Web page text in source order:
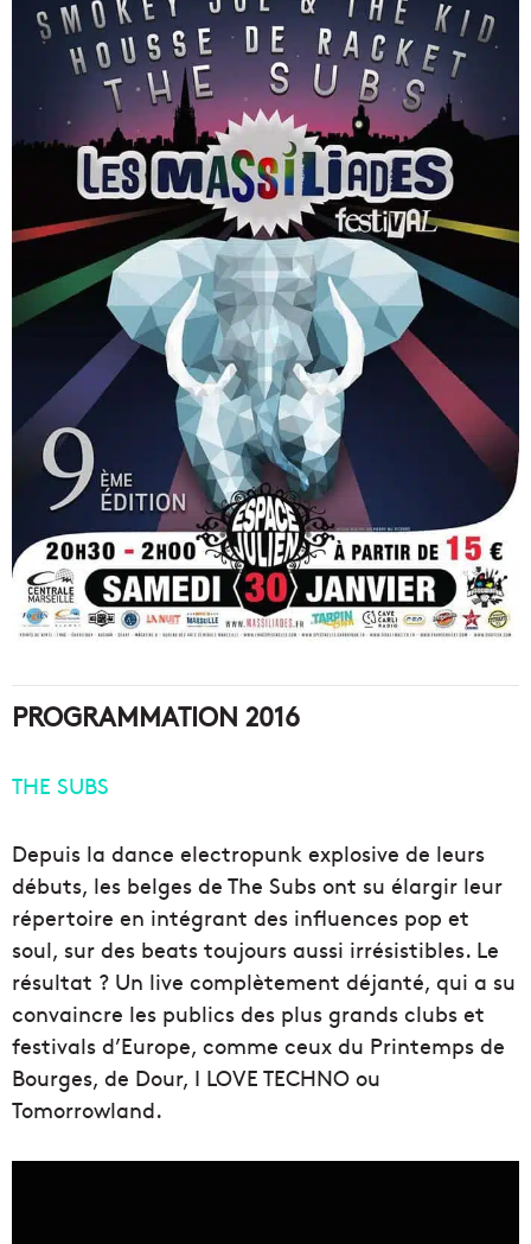
PROGRAMMATION 2016
THE SUBS
Depuis la dance electropunk explosive de leurs
débuts, les belges de The Subs ont su élargir leur
répertoire en intégrant des influences pop et
soul, sur des beats toujours aussi irrésistibles. Le
résultat ? Un live complètement déjanté, qui a su
convaincre les publics des plus grands clubs et
festivals d’Europe, comme ceux du Printemps de
Bourges, de Dour, I LOVE TECHNO ou
Tomorrowland.